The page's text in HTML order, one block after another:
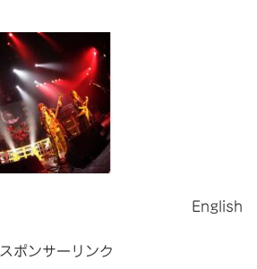
English
スポンサーリンク